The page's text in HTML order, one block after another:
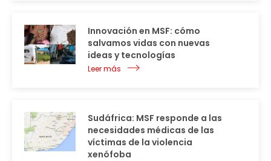
Innovación en MSF: cómo
salvamos vidas con nuevas
ideas y tecnologías
Leer más
Sudáfrica: MSF responde a las
necesidades médicas de las
víctimas de la violencia
xenófoba